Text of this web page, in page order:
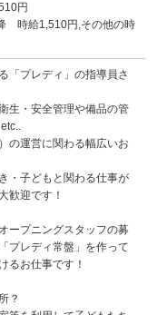
円
時給1,510円,その他の時
「プレディ」の指導員さ
生・安全管理や備品の管
の運営に関わる幅広いお
・子どもと関わる仕事が
歓迎です！
ープニングスタッフの募
プレディ常盤」を作って
るお仕事です！
？